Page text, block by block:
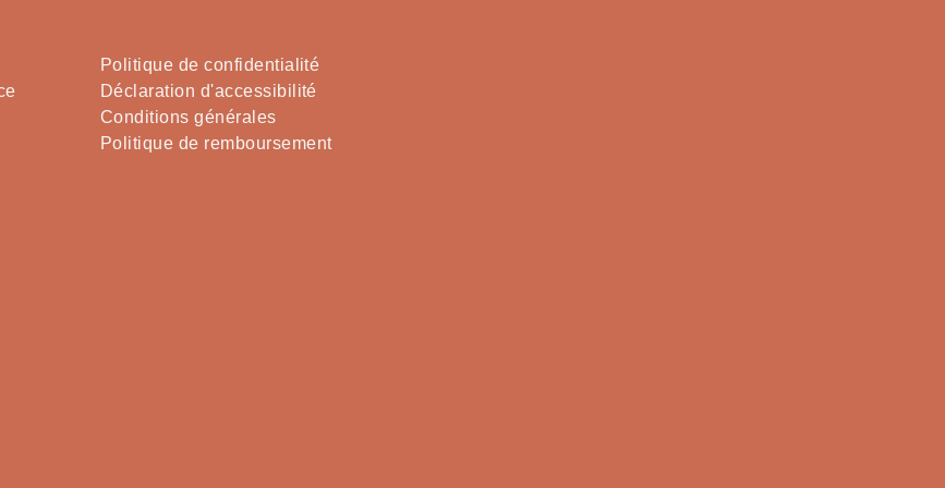
Politique de confidentialité
Déclaration d'accessibilité
Conditions générales
Politique de remboursement